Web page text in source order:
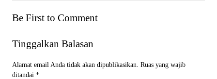
Be First to Comment
Tinggalkan Balasan
Alamat email Anda tidak akan dipublikasikan. Ruas yang wajib
ditandai *